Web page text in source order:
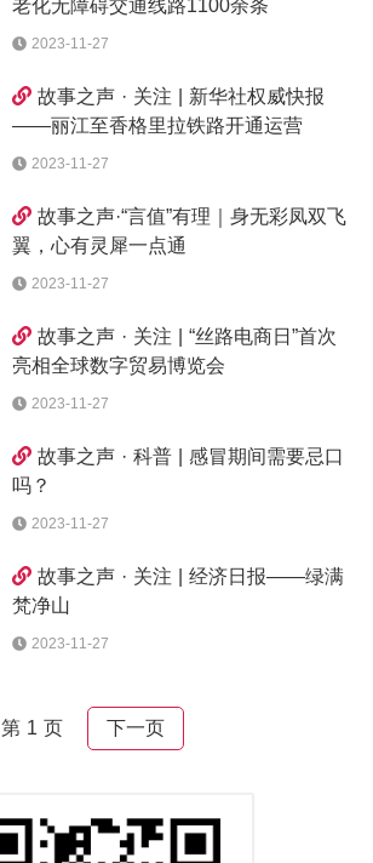
老化无障碍交通线路1100余条
2023-11-27
故事之声 · 关注 | 新华社权威快报
——丽江至香格里拉铁路开通运营
2023-11-27
故事之声·“言值”有理｜身无彩凤双飞
翼，心有灵犀一点通
2023-11-27
故事之声 · 关注 | “丝路电商日”首次
亮相全球数字贸易博览会
2023-11-27
故事之声 · 科普 | 感冒期间需要忌口
吗？
2023-11-27
故事之声 · 关注 | 经济日报——绿满
梵净山
2023-11-27
第 1 页 下一页